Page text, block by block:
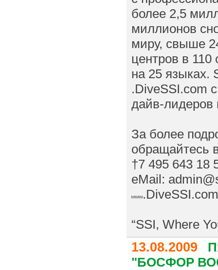
более 2,5
миллионов
миру, свыше
центров в
на 25 языках.
.DiveSSI.com
дайв-лидеров
За более
обращайтесь
†7 495 643 18
eMail:
.DiveSSI.com
“SSI, Where
13.08.2009
"БОСФОР